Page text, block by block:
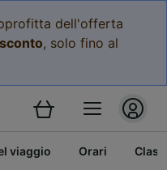
dell'offerta
, solo fino al
viaggio Orari